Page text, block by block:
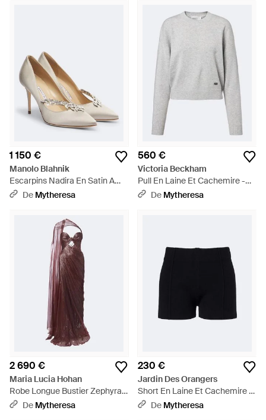
1 150 €
Manolo Blahnik
Escarpins Nadira En Satin A
Ornements - Blanc
De Mytheresa
560 €
Victoria Beckham
Pull En Laine Et Cachemire -
GrisDe Mytheresa
2 690 €
Maria Lucia Hohan
Robe Longue Bustier Zephyra
En Soie - Rouge
De Mytheresa
230 €
Jardin Des Orangers
Short En Laine Et Cachemire -
NoirDe Mytheresa